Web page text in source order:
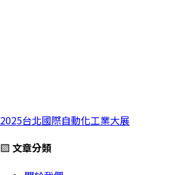
2025台北國際自動化工業大展
▧ 文章分類